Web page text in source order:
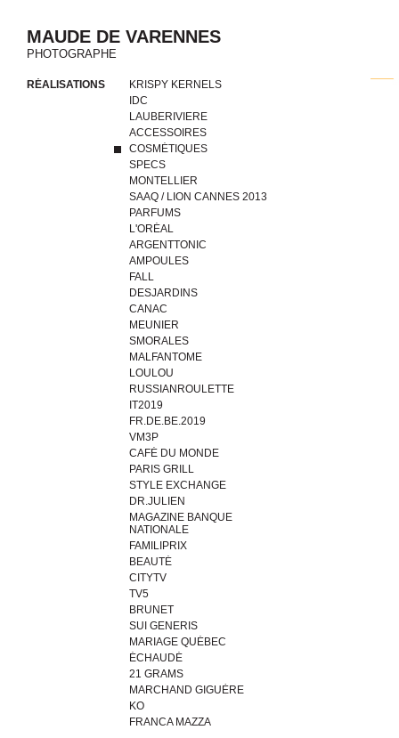
MAUDE DE VARENNES
PHOTOGRAPHE
RÉALISATIONS
KRISPY KERNELS
IDC
LAUBERIVIERE
ACCESSOIRES
COSMÉTIQUES
SPECS
MONTELLIER
SAAQ / LION CANNES 2013
PARFUMS
L'ORÉAL
ARGENTTONIC
AMPOULES
FALL
DESJARDINS
CANAC
MEUNIER
SMORALES
MALFANTOME
LOULOU
RUSSIANROULETTE
IT2019
FR.DE.BE.2019
VM3P
CAFÉ DU MONDE
PARIS GRILL
STYLE EXCHANGE
DR.JULIEN
MAGAZINE BANQUE
NATIONALE
FAMILIPRIX
BEAUTÉ
CITYTV
TV5
BRUNET
SUI GENERIS
MARIAGE QUÉBEC
ÉCHAUDÉ
21 GRAMS
MARCHAND GIGUÈRE
KO
FRANCA MAZZA